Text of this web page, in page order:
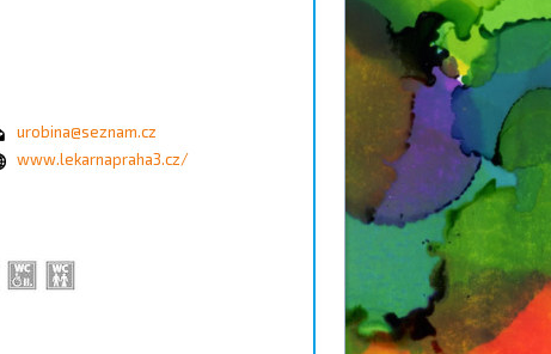
urobina@seznam.cz
www.lekarnapraha3.cz/